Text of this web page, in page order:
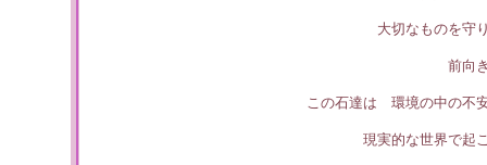
大切なものを守
前向
この石達は 環境の中の不
現実的な世界で起